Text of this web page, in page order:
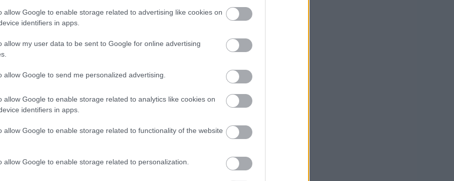
allow Google to enable storage related to advertising like cookies on
identifiers in apps.
allow my user data to be sent to Google for online advertising
allow Google to send me personalized advertising.
allow Google to enable storage related to analytics like cookies on
identifiers in apps.
allow Google to enable storage related to functionality of the website
allow Google to enable storage related to personalization.
lesz, a szezonzáró futamot, a Portugál Rallyt
én rendezik meg.
részét képező városban kezdődik
a versenyzőknek és a partnereknek –
– Bár nagyon vártuk, hogy a Rally Hungary
értesítést kaptunk, hogy az esemény
a kapcsolatot több, az ERC-hez csatlakozni
hogy az idén a hét versenyünkre
nyolc versenyből álló naptárat alakítsunk ki.”